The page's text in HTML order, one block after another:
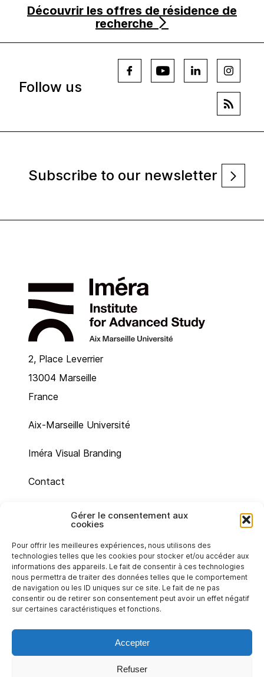
Gérer le consentement aux
cookies
Pour offrir les meilleures expériences, nous utilisons des
technologies telles que les cookies pour stocker et/ou accéder aux
informations des appareils. Le fait de consentir à ces technologies
nous permettra de traiter des données telles que le comportement
de navigation ou les ID uniques sur ce site. Le fait de ne pas
consentir ou de retirer son consentement peut avoir un effet négatif
sur certaines caractéristiques et fonctions.
Accepter
Refuser
Découvrir les offres de résidence de
recherche
Follow us
Subscribe to our newsletter
2, Place Leverrier
13004 Marseille
France
Aix-Marseille Université
Iméra Visual Branding
Contact
Cookie policy (UE)
Privacy statement (EU)